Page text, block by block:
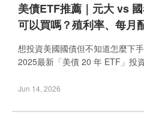
美債ETF推薦｜元大 vs 國
可以買嗎？殖利率、每月
想投資美國國債但不知道怎麼下
2025最新「美債 20 年 ETF」投
年 ETF 與國泰美債 20 年 ETF 的
Jun 14, 2026